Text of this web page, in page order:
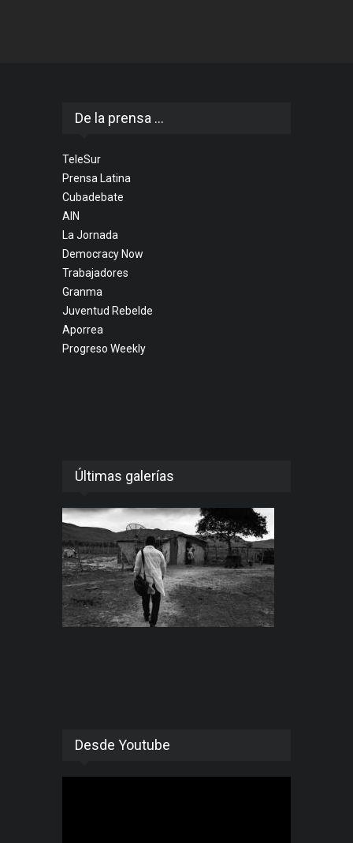
De la prensa ...
TeleSur
Prensa Latina
Cubadebate
AIN
La Jornada
Democracy Now
Trabajadores
Granma
Juventud Rebelde
Aporrea
Progreso Weekly
Últimas galerías
Desde Youtube